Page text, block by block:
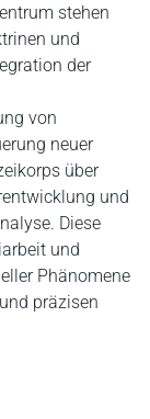
stehen
und
der
von
neuer
über
und
Diese
und
Phänomene
präzisen